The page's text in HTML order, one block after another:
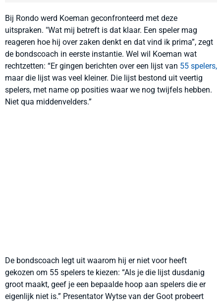
Bij Rondo werd Koeman geconfronteerd met deze
uitspraken. "Wat mij betreft is dat klaar. Een speler mag
reageren hoe hij over zaken denkt en dat vind ik prima”, zegt
de bondscoach in eerste instantie. Wel wil Koeman wat
rechtzetten: “Er gingen berichten over een lijst van 55 spelers,
maar die lijst was veel kleiner. Die lijst bestond uit veertig
spelers, met name op posities waar we nog twijfels hebben.
Niet qua middenvelders.”
De bondscoach legt uit waarom hij er niet voor heeft
gekozen om 55 spelers te kiezen: “Als je die lijst dusdanig
groot maakt, geef je een bepaalde hoop aan spelers die er
eigenlijk niet is.” Presentator Wytse van der Goot probeert